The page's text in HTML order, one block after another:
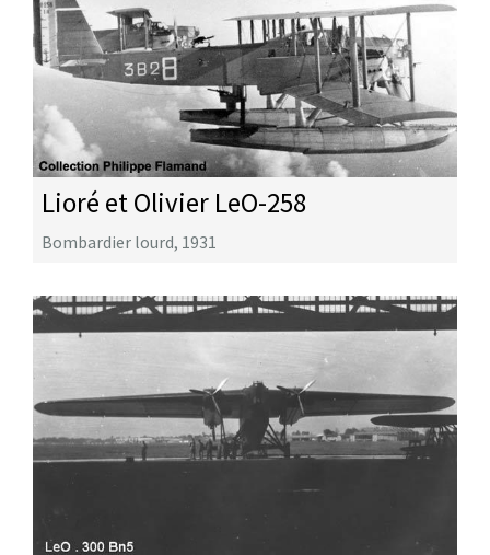
Lioré et Olivier LeO-258
Bombardier lourd, 1931